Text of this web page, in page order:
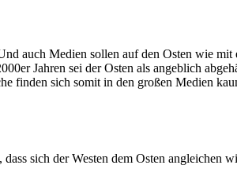
auch Medien sollen auf den Osten wie
Jahren sei der Osten als angeblich
sich somit in den großen Medien
sich der Westen dem Osten angleichen